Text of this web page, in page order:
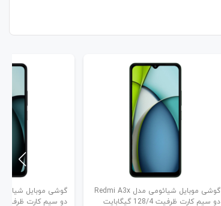
گوشی موبایل شیائومی مدل Redmi A3x
دو سیم کارت ظرفیت 128/4 گیگابایت
دو سیم کارت ظرفیت 128/4 گیگابایت